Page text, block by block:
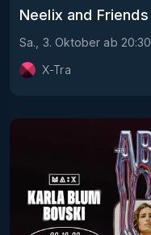
Neelix and Friends
Sa., 3. Oktober ab 20:30
X-Tra